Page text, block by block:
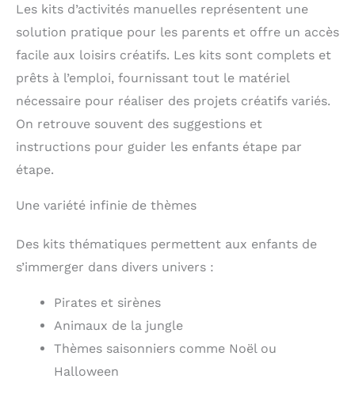
Les kits d’activités manuelles représentent une
solution pratique pour les parents et offre un accès
facile aux loisirs créatifs. Les kits sont complets et
prêts à l’emploi, fournissant tout le matériel
nécessaire pour réaliser des projets créatifs variés.
On retrouve souvent des suggestions et
instructions pour guider les enfants étape par
étape.
Une variété infinie de thèmes
Des kits thématiques permettent aux enfants de
s’immerger dans divers univers :
Pirates et sirènes
Animaux de la jungle
Thèmes saisonniers comme Noël ou
Halloween